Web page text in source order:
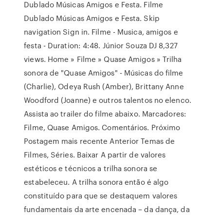
Dublado Músicas Amigos e Festa. Filme
Dublado Músicas Amigos e Festa. Skip
navigation Sign in. Filme - Musica, amigos e
festa - Duration: 4:48. Júnior Souza DJ 8,327
views. Home » Filme » Quase Amigos » Trilha
sonora de "Quase Amigos" - Músicas do filme
(Charlie), Odeya Rush (Amber), Brittany Anne
Woodford (Joanne) e outros talentos no elenco.
Assista ao trailer do filme abaixo. Marcadores:
Filme, Quase Amigos. Comentários. Próximo
Postagem mais recente Anterior Temas de
Filmes, Séries. Baixar A partir de valores
estéticos e técnicos a trilha sonora se
estabeleceu. A trilha sonora então é algo
constituído para que se destaquem valores
fundamentais da arte encenada – da dança, da